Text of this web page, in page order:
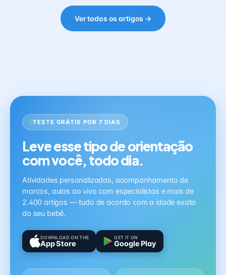
Ver todos os artigos →
TESTE GRÁTIS POR 7 DIAS
Leve esse tipo de orientação
com você, todo dia.
Atividades personalizadas, acompanhamento de
marcos, aulas ao vivo com especialistas e mais de
2.400 artigos — tudo de acordo com a idade exata
do seu bebê.
DOWNLOAD ON THE
App Store
GET IT ON
Google Play